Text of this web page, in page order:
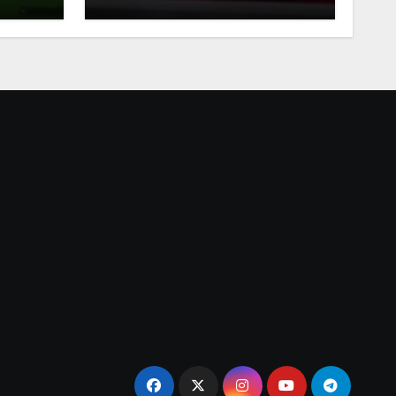
Точки, Бонуси за играчи